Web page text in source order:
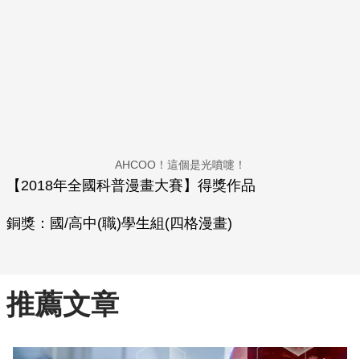
AHCOO！這個是光噴嚏！
【2018年全國科普漫畫大賽】得獎作品
銅獎：國/高中(職)學生組(四格漫畫)
推薦文章